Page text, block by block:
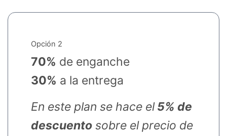
Opción 2
70% de enganche
30% a la entrega
En este plan se hace el5% de
descuento sobre el precio de